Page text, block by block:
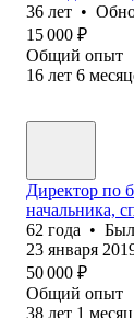
36 лет •
15 000 ₽
Общий опыт
16 лет 6
Директор по
начальника,
62 года • Был
23 января
50 000 ₽
Общий опыт
38 лет 1 месяц